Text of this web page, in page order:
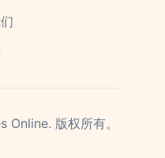
Online. 版权所有。